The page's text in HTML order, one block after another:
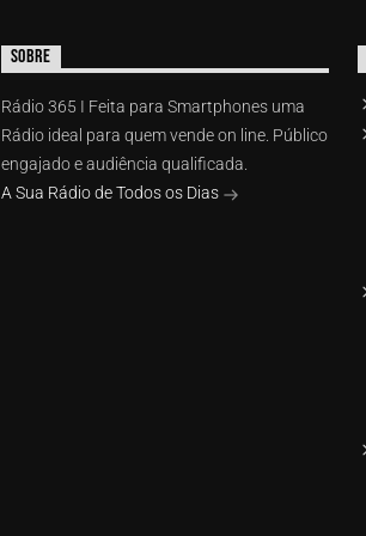
SOBRE
Rádio 365 I Feita para Smartphones uma
Rádio ideal para quem vende on line. Público
engajado e audiência qualificada.
A Sua Rádio de Todos os Dias